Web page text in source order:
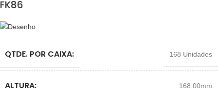
FK86
QTDE. POR CAIXA: 168 Unidades
ALTURA: 168.00mm